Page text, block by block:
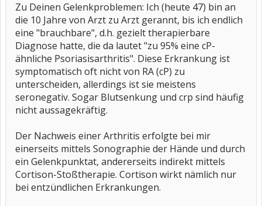
Zu Deinen Gelenkproblemen: Ich (heute 47) bin an
die 10 Jahre von Arzt zu Arzt gerannt, bis ich endlich
eine "brauchbare", d.h. gezielt therapierbare
Diagnose hatte, die da lautet "zu 95% eine cP-
ähnliche Psoriasisarthritis". Diese Erkrankung ist
symptomatisch oft nicht von RA (cP) zu
unterscheiden, allerdings ist sie meistens
seronegativ. Sogar Blutsenkung und crp sind häufig
nicht aussagekräftig.
Der Nachweis einer Arthritis erfolgte bei mir
einerseits mittels Sonographie der Hände und durch
ein Gelenkpunktat, andererseits indirekt mittels
Cortison-Stoßtherapie. Cortison wirkt nämlich nur
bei entzündlichen Erkrankungen.